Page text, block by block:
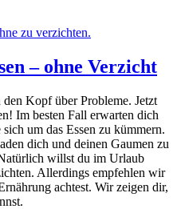
– ohne Verzicht
Kopf über Probleme. Jetzt
Im besten Fall erwarten dich
um das Essen zu kümmern.
dich und deinen Gaumen zu
willst du im Urlaub
Allerdings empfehlen wir
achtest. Wir zeigen dir,